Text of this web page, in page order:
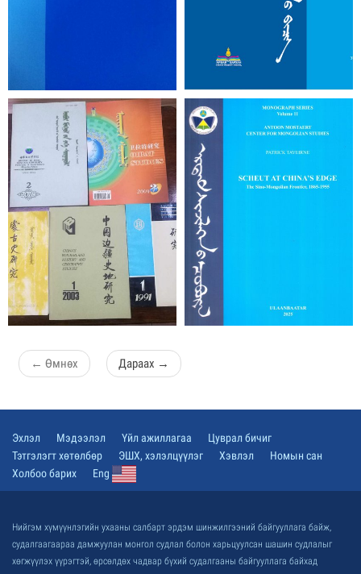
← Өмнөх Дараах →
Эхлэл Мэдээлэл Үйл ажиллагаа
Цуврал бичиг
Тэтгэлэгт хөтөлбөр
ЭШХ, хэлэлцүүлэг Хэвлэл
Номын сан
Холбоо барих
Eng
Нийгэм хүмүүнлэгийн ухааны салбарт эрдэм шинжилгээний байгууллага байж,
судалгаагаараа дамжуулан монгол судлал болон харьцуулсан шашин судлалыг
хөгжүүлэх үүрэгтэй, өрсөлдөх чадвар бүхий судалгааны байгууллага байхад